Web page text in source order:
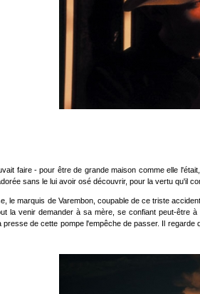
faire - pour être de grande maison comme elle
sans le lui avoir osé découvrir, pour la vertu qu'il
le marquis de Varembon, coupable de ce triste
la venir demander à sa mère, se confiant peut-
de cette pompe l'empêche de passer. Il